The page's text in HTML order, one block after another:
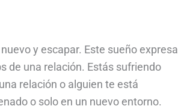
y escapar. Este sueño expresa
de una relación. Estás sufriendo
relación o alguien te está
o solo en un nuevo entorno.